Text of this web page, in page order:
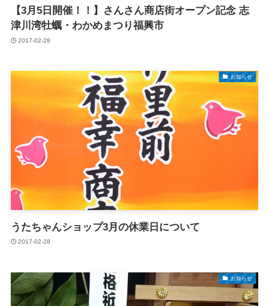
【3月5日開催！！】さんさん商店街オープン記念 志
津川湾牡蠣・わかめまつり福興市
2017-02-28
お知らせ
うたちゃんショップ3月の休業日について
2017-02-28
お知らせ